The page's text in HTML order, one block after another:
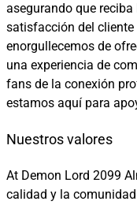
asegurando que
satisfacción del
enorgullecemos de
una experiencia de
fans de la conexión
estamos aquí para
Nuestros valores
At Demon Lord 2099
calidad y la